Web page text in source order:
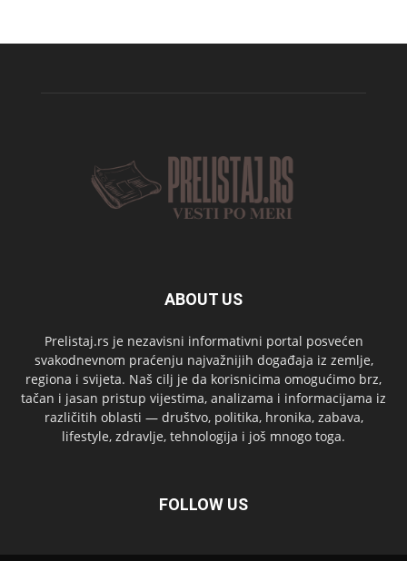
ABOUT US
Prelistaj.rs je nezavisni informativni portal posvećen
svakodnevnom praćenju najvažnijih događaja iz zemlje,
regiona i svijeta. Naš cilj je da korisnicima omogućimo brz,
tačan i jasan pristup vijestima, analizama i informacijama iz
različitih oblasti — društvo, politika, hronika, zabava,
lifestyle, zdravlje, tehnologija i još mnogo toga.
FOLLOW US